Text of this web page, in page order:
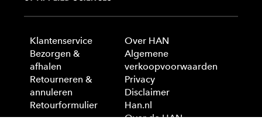
Klantenservice
Bezorgen &
afhalen
Retourneren &
annuleren
Retourformulier
Over HAN
Algemene
verkoopvoorwaarden
Privacy
Disclaimer
Han.nl
Over de HAN